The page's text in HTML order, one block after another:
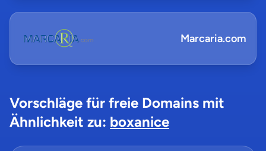
Marcaria.com
Vorschläge für freie Domains mit
Ähnlichkeit zu: boxanice